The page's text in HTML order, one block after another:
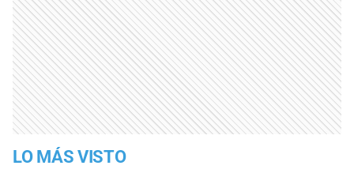
LO MÁS VISTO